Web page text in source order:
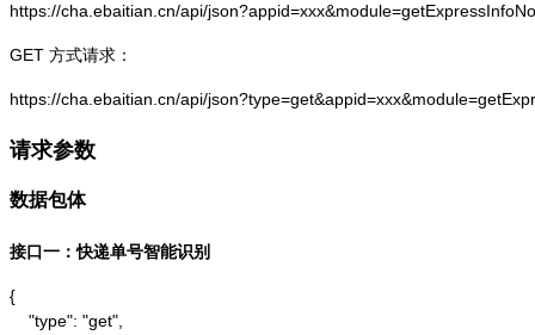
https://cha.ebaitian.cn/api/
GET 方式请求：
https://cha.ebaitian.cn/api/
请求参数
数据包体
接口一：快递单号智能识别
{
    "type": "get",